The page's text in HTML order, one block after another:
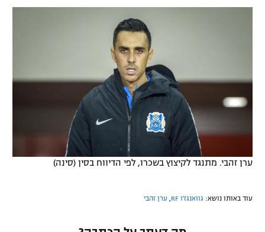
ערן זהבי. מתנגד לקיצוץ בשכרו, לפי הדיווח בסין (סינה)
עוד באותו נושא: גוואנגז'ו RF ערן זהבי